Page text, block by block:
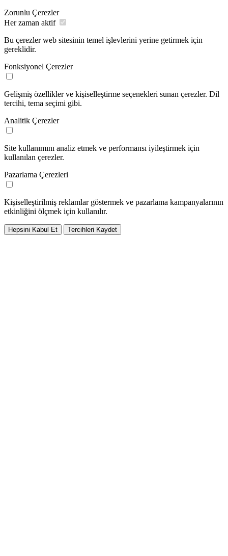
Zorunlu Çerezler
Her zaman aktif
Bu çerezler web sitesinin temel işlevlerini yerine getirmek için
gereklidir.
Fonksiyonel Çerezler
Gelişmiş özellikler ve kişiselleştirme seçenekleri sunan çerezler. Dil
tercihi, tema seçimi gibi.
Analitik Çerezler
Site kullanımını analiz etmek ve performansı iyileştirmek için
kullanılan çerezler.
Pazarlama Çerezleri
Kişiselleştirilmiş reklamlar göstermek ve pazarlama kampanyalarının
etkinliğini ölçmek için kullanılır.
Hepsini Kabul Et Tercihleri Kaydet